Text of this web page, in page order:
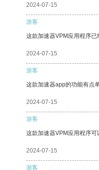
2024-07-15
游客
这款加速器VPM应用程序已
2024-07-15
游客
这款加速器app的功能有点
2024-07-15
游客
这款加速器VPM应用程序可
2024-07-15
游客